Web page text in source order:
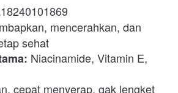
mencerahkan, dan
sehat
Niacinamide, Vitamin E,
cepat menyerap, gak lengket